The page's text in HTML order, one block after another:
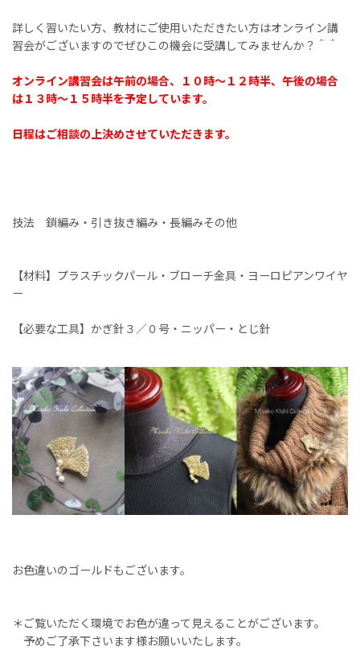
詳しく習いたい方、教材にご使用いただきたい方はオンライン講
習会がございますのでぜひこの機会に受講してみませんか？＾＾
オンライン講習会は午前の場合、１０時〜１２時半、午後の場合
は１３時〜１５時半を予定しています。
日程はご相談の上決めさせていただきます。
技法 鎖編み・引き抜き編み・長編みその他
【材料】プラスチックパール・ブローチ金具・ヨーロピアンワイヤ
ー
【必要な工具】かぎ針３／０号・ニッパー・とじ針
お色違いのゴールドもございます。
＊ご覧いただく環境でお色が違って見えることがございます。
予めご了承下さいます様お願いいたします。